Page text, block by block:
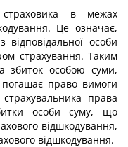
в межах
Це означає,
особи
страхування. Таким
збиток особою суми,
погашає право вимоги
права
особи суму, що
відшкодування,
відшкодування.